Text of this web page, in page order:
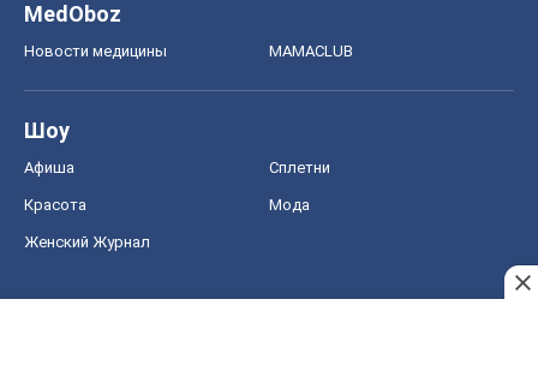
MedOboz
Новости медицины MAMACLUB
Шоу
Афиша Сплетни
Красота Мода
Женский Журнал